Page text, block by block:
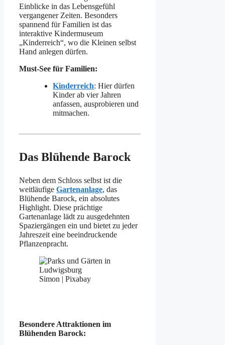
Einblicke in das Lebensgefühl
vergangener Zeiten. Besonders
spannend für Familien ist das
interaktive Kindermuseum
„Kinderreich“, wo die Kleinen selbst
Hand anlegen dürfen.
Must-See für Familien:
Kinderreich: Hier dürfen
Kinder ab vier Jahren
anfassen, ausprobieren und
mitmachen.
Das Blühende Barock
Neben dem Schloss selbst ist die
weitläufige Gartenanlage, das
Blühende Barock, ein absolutes
Highlight. Diese prächtige
Gartenanlage lädt zu ausgedehnten
Spaziergängen ein und bietet zu jeder
Jahreszeit eine beeindruckende
Pflanzenpracht.
Simon | Pixabay
Besondere Attraktionen im
Blühenden Barock: